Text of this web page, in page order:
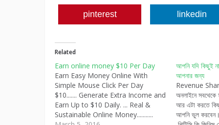
pinterest linkedin
Related
Earn online money $10 Per Day
Earn Easy Money Online With
Simple Mouse Click Per Day
$10....... Generate Extra Income and
Earn Up to $10 Daily. ... Real &
Sustainable Online Money...........
আপনি যদি কিছুই
আপনার জন্য
Revenue
অনলাইনে
আর এটা করতে
আপনি ভুল